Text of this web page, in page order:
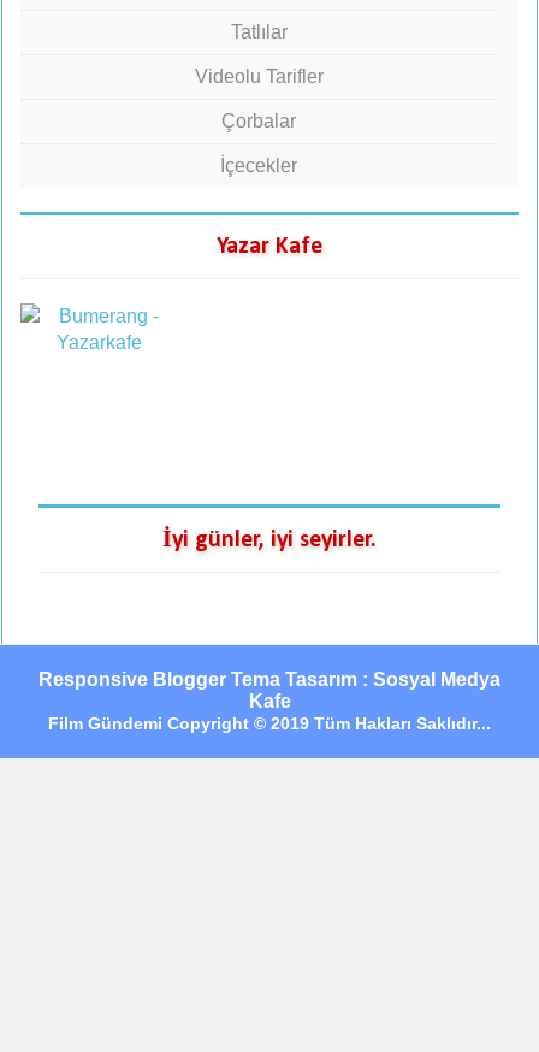
Tatlılar
Videolu Tarifler
Çorbalar
İçecekler
Yazar Kafe
İyi günler, iyi seyirler.
Responsive Blogger Tema Tasarım : Sosyal Medya
Kafe
Film Gündemi Copyright © 2019 Tüm Hakları Saklıdır...